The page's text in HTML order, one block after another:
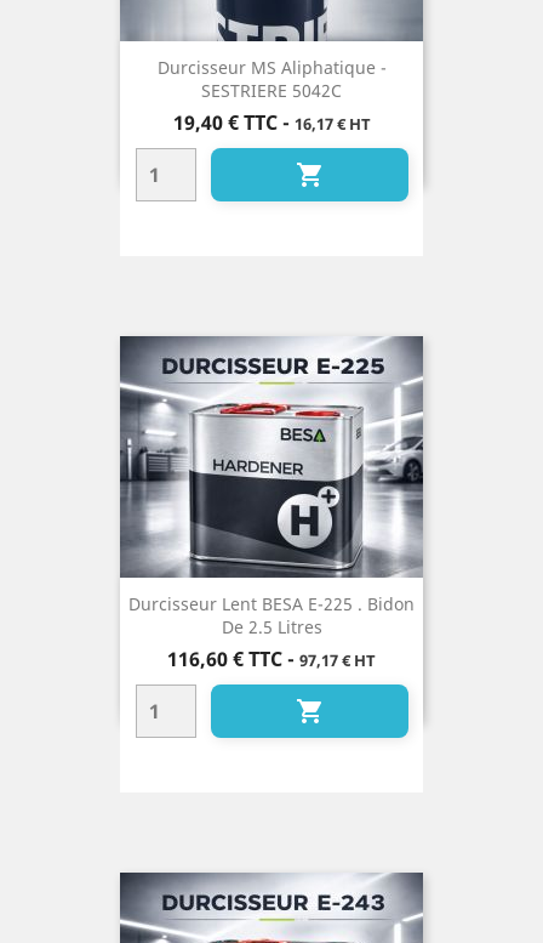
Durcisseur MS Aliphatique -
SESTRIERE 5042C
Prix
19,40 € TTC- 16,17 € HT

Durcisseur Lent BESA E-225 . Bidon
De 2.5 Litres
Prix
116,60 €TTC- 97,17 € HT
